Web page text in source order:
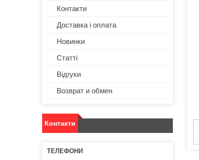
Контакти
Доставка і оплата
Новинки
Статті
Відгуки
Возврат и обмен
Контакти